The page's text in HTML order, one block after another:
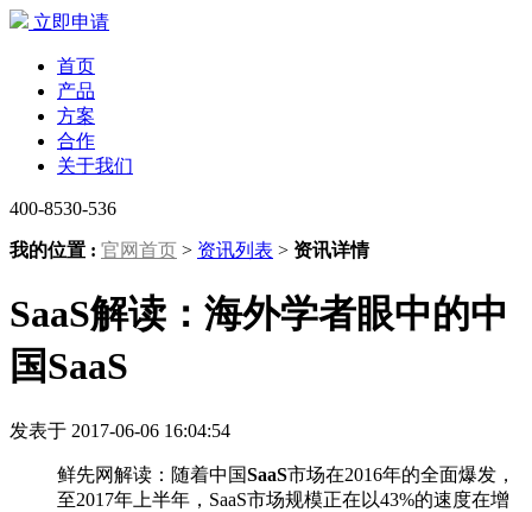
立即申请
首页
产品
方案
合作
关于我们
400-8530-536
我的位置 : 官网首页 > 资讯列表 > 资讯详情
SaaS解读：海外学者眼中的中
国SaaS
发表于 2017-06-06 16:04:54
鲜先网解读：随着中国SaaS市场在2016年的全面爆发，
至2017年上半年，SaaS市场规模正在以43%的速度在增